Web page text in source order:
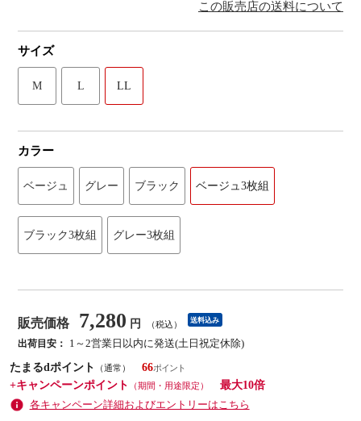
この販売店の送料について
サイズ
M L LL
カラー
ベージュ グレー ブラック ベージュ3枚組
ブラック3枚組 グレー3枚組
販売価格 7,280 円 （税込） 送料込み
出荷目安：
1～2営業日以内に発送(土日祝定休除)
たまるdポイント
（通常）
66
+キャンペーンポイント
（期間・用途限定）
最大10倍
各キャンペーン詳細およびエントリーはこちら